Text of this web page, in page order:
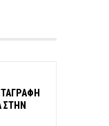
ΣΤΗΝ